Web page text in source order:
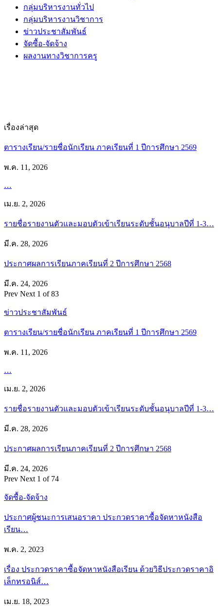
กลุ่มบริหารงานทั่วไป
กลุ่มบริหารงานวิชาการ
ข่าวประชาสัมพันธ์
จัดซื้อ-จัดจ้าง
ผลงานทางวิชาการครู
เรื่องล่าสุด
ตารางเรียน/รายชื่อนักเรียน ภาคเรียนที่ 1 ปีการศึกษา 2569
พ.ค. 11, 2026
…
เม.ย. 2, 2026
รายชื่อรายงานตัวและมอบตัวเข้าเรียนระดับชั้นอนุบาลปีที่ 1-3…
มี.ค. 28, 2026
ประกาศผลการเรียนภาคเรียนที่ 2 ปีการศึกษา 2568
มี.ค. 24, 2026
Prev Next 1 of 83
ข่าวประชาสัมพันธ์
ตารางเรียน/รายชื่อนักเรียน ภาคเรียนที่ 1 ปีการศึกษา 2569
พ.ค. 11, 2026
…
เม.ย. 2, 2026
รายชื่อรายงานตัวและมอบตัวเข้าเรียนระดับชั้นอนุบาลปีที่ 1-3…
มี.ค. 28, 2026
ประกาศผลการเรียนภาคเรียนที่ 2 ปีการศึกษา 2568
มี.ค. 24, 2026
Prev Next 1 of 74
จัดซื้อ-จัดจ้าง
ประกาศผู้ชนะการเสนอราคา ประกวดราคาซื้อจัดหาหนังสือ
เรียน…
พ.ค. 2, 2023
เรื่อง ประกวดราคาซื้อจัดหาหนังสือเรียน ด้วยวิธีประกวดราคาอิ
เล็กทรอนิส์…
เม.ย. 18, 2023